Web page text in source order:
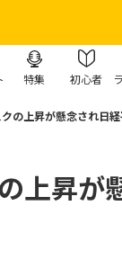
特集 初心者
の上昇が懸念され日
上昇が